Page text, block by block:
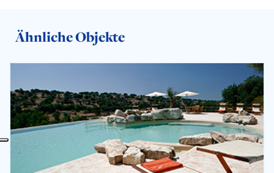
Ähnliche Objekte